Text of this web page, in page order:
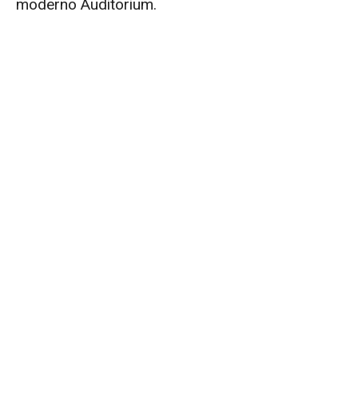
moderno Auditorium.